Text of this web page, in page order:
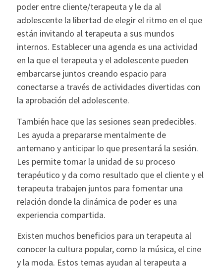
poder entre cliente/terapeuta y le da al
adolescente la libertad de elegir el ritmo en el que
están invitando al terapeuta a sus mundos
internos. Establecer una agenda es una actividad
en la que el terapeuta y el adolescente pueden
embarcarse juntos creando espacio para
conectarse a través de actividades divertidas con
la aprobación del adolescente.
También hace que las sesiones sean predecibles.
Les ayuda a prepararse mentalmente de
antemano y anticipar lo que presentará la sesión.
Les permite tomar la unidad de su proceso
terapéutico y da como resultado que el cliente y el
terapeuta trabajen juntos para fomentar una
relación donde la dinámica de poder es una
experiencia compartida.
Existen muchos beneficios para un terapeuta al
conocer la cultura popular, como la música, el cine
y la moda. Estos temas ayudan al terapeuta a